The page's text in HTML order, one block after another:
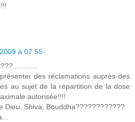
à 07:55
des réclamations auprès des
au sujet de la répartition de la dose
autorisée!!!!
Dieu, Shiva, Bouddha????????????